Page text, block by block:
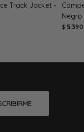
Track Jacket -
Negro
$ 5.390